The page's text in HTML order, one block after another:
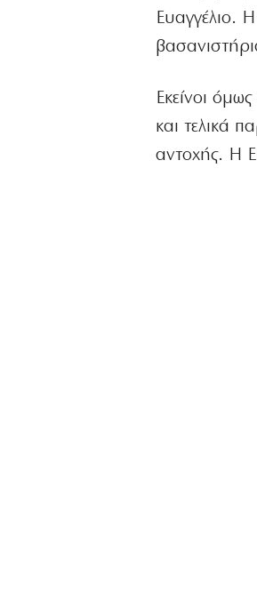
Ευαγγέλιο.
Εκείνοι
και τελικά
αντοχής. Η